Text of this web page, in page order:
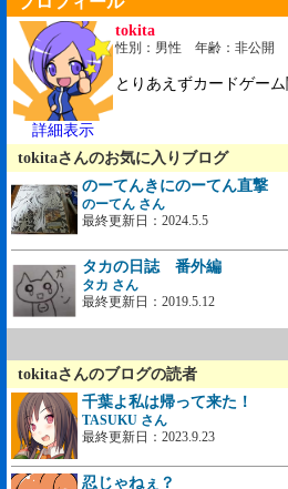
詳細表示
tokita
性別：男性 年齢：非公開
とりあえずカードゲー
tokitaさんのお気に入りブログ
のーてんきにのーてん直撃
のーてん さん
最終更新日：2024.5.5
タカの日誌 番外編
タカ さん
最終更新日：2019.5.12
tokitaさんのブログの読者
千葉よ私は帰って来た！
TASUKU さん
最終更新日：2023.9.23
忍じゃねぇ？